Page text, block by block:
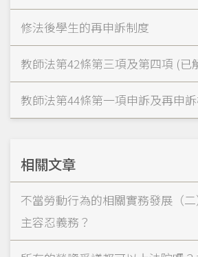
修法後學生的再申訴制度
教師法第42條第三項及第四項 (已
教師法第44條第一項申訴及再申
相關文章
不當勞動行為的相關實務發展（
主容忍義務？